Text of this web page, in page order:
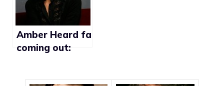
Amber Heard fa
coming out: